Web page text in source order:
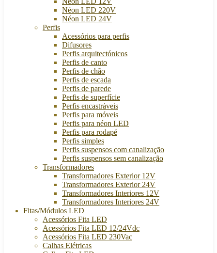
Néon LED 220V
Néon LED 24V
Perfis
Acessórios para perfis
Difusores
Perfis arquitectónicos
Perfis de canto
Perfis de chão
Perfis de escada
Perfis de parede
Perfis de superfície
Perfis encastráveis
Perfis para móveis
Perfis para néon LED
Perfis para rodapé
Perfis simples
Perfis suspensos com canalização
Perfis suspensos sem canalização
Transformadores
Transformadores Exterior 12V
Transformadores Exterior 24V
Transformadores Interiores 12V
Transformadores Interiores 24V
Fitas/Módulos LED
Acessórios Fita LED
Acessórios Fita LED 12/24Vdc
Acessórios Fita LED 230Vac
Calhas Elétricas